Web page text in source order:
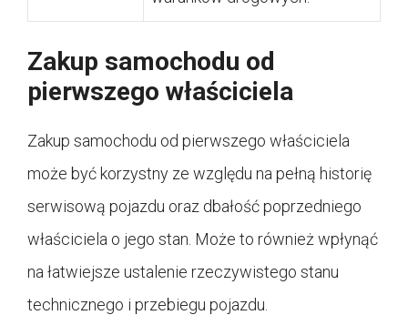
Zakup samochodu od
pierwszego właściciela
Zakup samochodu od pierwszego właściciela
może być korzystny ze względu na pełną historię
serwisową pojazdu oraz dbałość poprzedniego
właściciela o jego stan. Może to również wpłynąć
na łatwiejsze ustalenie rzeczywistego stanu
technicznego i przebiegu pojazdu.